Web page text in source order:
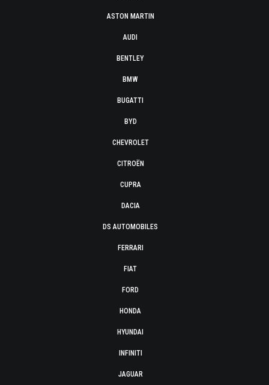
ASTON MARTIN
AUDI
BENTLEY
BMW
BUGATTI
BYD
CHEVROLET
CITROËN
CUPRA
DACIA
DS AUTOMOBILES
FERRARI
FIAT
FORD
HONDA
HYUNDAI
INFINITI
JAGUAR